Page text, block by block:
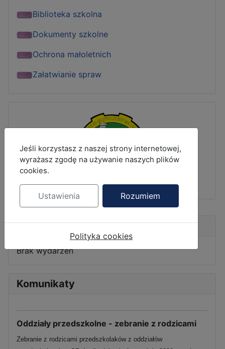
Nadchodzące wydarzenia
Brak wydarzeń
Komunikaty
Oddziały przedszkolne - zebranie z rodzicami
Zebranie z rodzicami przedszkolaków z oddziałów
Biblioteka szkolna
Dokumenty szkolne
Ochrona małoletnich
Załatwianie spraw
MOD_JBCOOKIES_LANG_HEADER_DEFAULT
Jeśli korzystasz z naszej strony internetowej,
wyrażasz zgodę na używanie naszych plików
cookies.
Ustawienia Rozumiem
Polityka cookies